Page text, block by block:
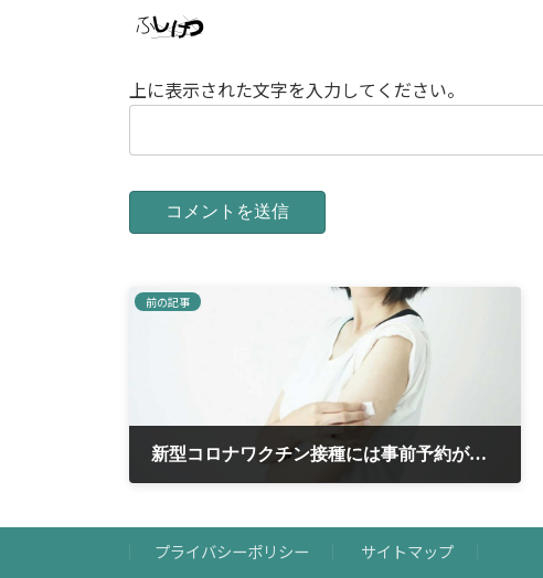
上に表示された文字を入力してください。
前の記事
新型コロナワクチン接種には事前予約が必要です。
プライバシーポリシー サイトマップ